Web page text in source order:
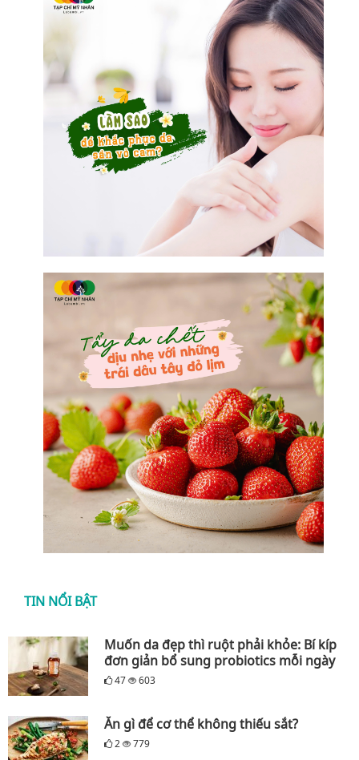
TIN NỔI BẬT
Muốn da đẹp thì ruột phải khỏe: Bí kíp
đơn giản bổ sung probiotics mỗi ngày
47 603
Ăn gì để cơ thể không thiếu sắt?
2 779